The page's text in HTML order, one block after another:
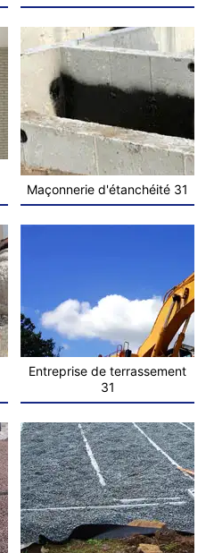
Maçonnerie d'étanchéité 31
Entreprise de terrassement
31